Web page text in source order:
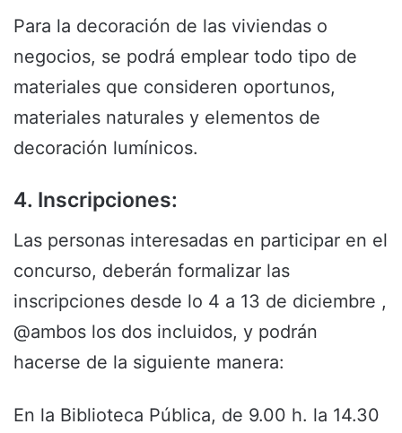
Para la decoración de las viviendas o
negocios, se podrá emplear todo tipo de
materiales que consideren oportunos,
materiales naturales y elementos de
decoración lumínicos.
4. Inscripciones:
Las personas interesadas en participar en el
concurso, deberán formalizar las
inscripciones desde lo 4 a 13 de diciembre ,
@ambos los dos incluidos, y podrán
hacerse de la siguiente manera:
En la Biblioteca Pública, de 9.00 h. la 14.30